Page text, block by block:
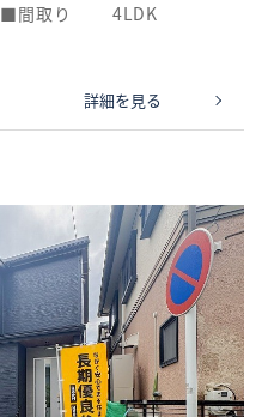
間取り 4LDK
詳細を見る